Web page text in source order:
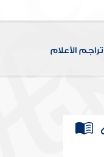
تراجم الأعلام